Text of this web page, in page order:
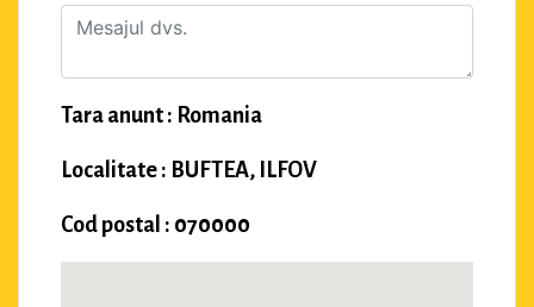
Tara anunt : Romania
Localitate : BUFTEA, ILFOV
Cod postal : 070000